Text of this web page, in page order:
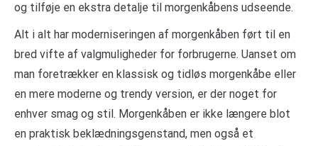
og tilføje en ekstra detalje til morgenkåbens udseende.
Alt i alt har moderniseringen af morgenkåben ført til en
bred vifte af valgmuligheder for forbrugerne. Uanset om
man foretrækker en klassisk og tidløs morgenkåbe eller
en mere moderne og trendy version, er der noget for
enhver smag og stil. Morgenkåben er ikke længere blot
en praktisk beklædningsgenstand, men også et